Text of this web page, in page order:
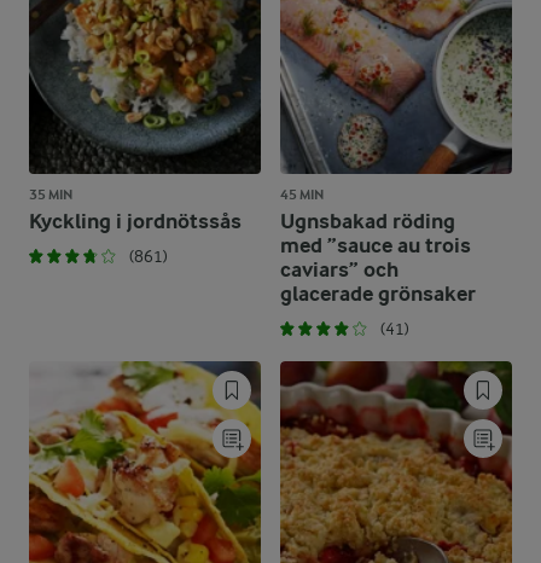
35 MIN
Kyckling i jordnötssås
(861)
45 MIN
Ugnsbakad röding
med ”sauce au trois
caviars” och
glacerade grönsaker
(41)